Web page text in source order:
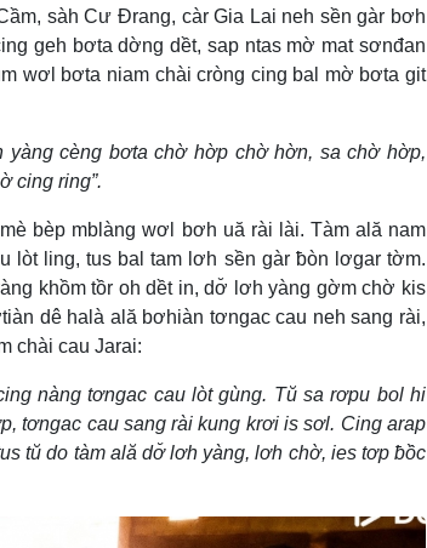
sàh Cư Đrang, càr Gia Lai neh sền gàr bơh
geh bơta dờng dềt, sap ntas mờ mat sơnđan
wơl bơta niam chài cròng cing bal mờ bơta git
yàng cèng bơta chờ hờp chờ hờn, sa chờ hờp,
cing ring”.
bèp mblàng wơl bơh uă rài lài. Tàm ală nam
lòt ling, tus bal tam lơh sền gàr ƀòn lơgar tờm.
khồm tồr oh dềt in, dơ̆ lơh yàng gờm chờ kis
dê halà ală bơhiàn tơngac cau neh sang rài,
chài cau Jarai:
nàng tơngac cau lòt gùng. Tŭ sa rơpu bol hi
tơngac cau sang rài kung krơi is sơl. Cing arap
tŭ do tàm ală dơ̆ lơh yàng, lơh chờ, ies tơp ƀồc